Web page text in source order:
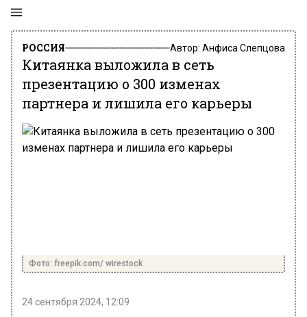
РОССИЯ Автор: Анфиса Слепцова
Китаянка выложила в сеть
презентацию о 300 изменах
партнера и лишила его карьеры
Фото: freepik.com/ wirestock
24 сентября 2024, 12:09